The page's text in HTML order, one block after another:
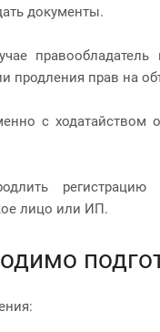
документы.
прав на
с
лицо или ИП.